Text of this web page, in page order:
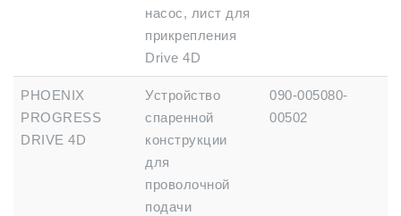
насос, лист для
прикрепления
Drive 4D
PHOENIX
PROGRESS
DRIVE 4D
Устройство
спаренной
конструкции
для
проволочной
подачи
090-005080-
00502